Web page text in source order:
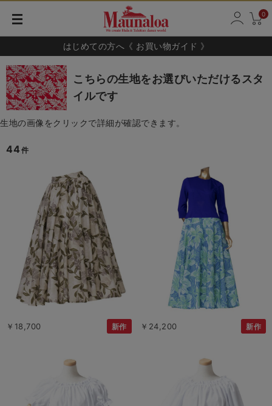
0
はじめての方へ《 お買い物ガイド 》
こちらの生地をお選びいただけるスタ
イルです
生地の画像をクリックで詳細が確認できます。
44 件
￥18,700 新作 ￥24,200 新作